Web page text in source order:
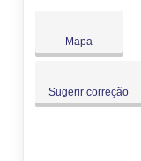
Mapa
Sugerir correção